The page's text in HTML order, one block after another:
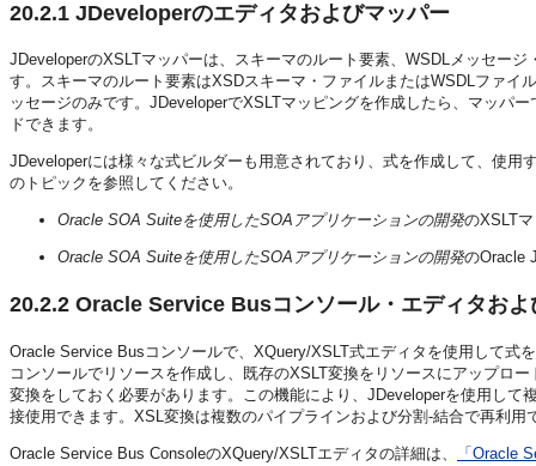
20.2.1 JDeveloperのエディタおよびマッパー
JDeveloperのXSLTマッパーは、スキーマのルート要素、WSDLメッセー
す。スキーマのルート要素はXSDスキーマ・ファイルまたはWSDLファ
ッセージのみです。JDeveloperでXSLTマッピングを作成したら、マッパー
ドできます。
JDeveloperには様々な式ビルダーも用意されており、式を作成して、使
のトピックを参照してください。
Oracle SOA Suiteを使用したSOAアプリケーションの開発のXSLT
Oracle SOA Suiteを使用したSOAアプリケーションの開発のOracle
20.2.2 Oracle Service Busコンソール・エディタおよ
Oracle Service Busコンソールで、XQuery/XSLT式エディタを使用して式
コンソールでリソースを作成し、既存のXSLT変換をリソースにアップロ
変換をしておく必要があります。この機能により、JDeveloperを使用し
接使用できます。XSL変換は複数のパイプラインおよび分割-結合で再利用
Oracle Service Bus ConsoleのXQuery/XSLTエディタの詳細は、 「Oracle